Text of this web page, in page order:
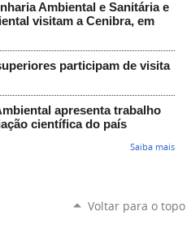
Ambiental e Sanitária e
visitam a Cenibra, em
participam de visita
apresenta trabalho
científica do país
Saiba mais
Voltar para o topo